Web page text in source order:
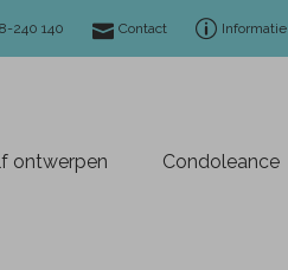
240 140 Contact Informatie
ontwerpen Condoleance